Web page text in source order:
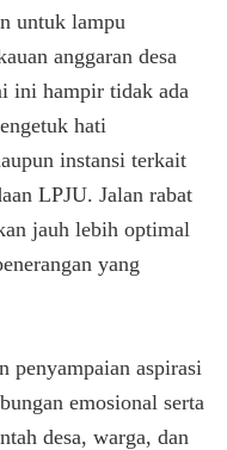
untuk lampu
anggaran desa
ini hampir tidak ada
hati
instansi terkait
LPJU. Jalan rabat
jauh lebih optimal
yang
penyampaian aspirasi
emosional serta
desa, warga, dan